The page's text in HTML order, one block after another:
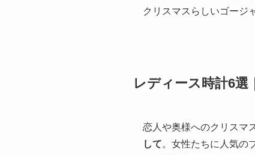
クリスマスらしいゴージ
レディース時計6
恋人や奥様へのクリスマ
して。女性たちに人気の